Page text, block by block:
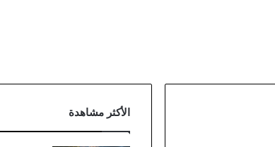
الأكثر مشاهدة